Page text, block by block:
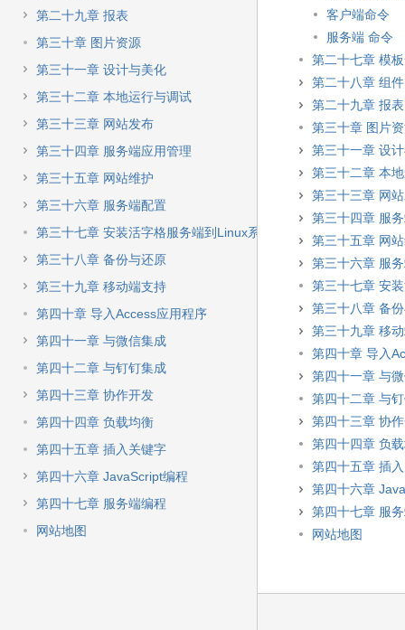
第二十九章 报表
第三十章 图片资源
第三十一章 设计与美化
第三十二章 本地运行与调试
第三十三章 网站发布
第三十四章 服务端应用管理
第三十五章 网站维护
第三十六章 服务端配置
第三十七章 安装活字格服务端到Linux系统
第三十八章 备份与还原
第三十九章 移动端支持
第四十章 导入Access应用程序
第四十一章 与微信集成
第四十二章 与钉钉集成
第四十三章 协作开发
第四十四章 负载均衡
第四十五章 插入关键字
第四十六章 JavaScript编程
第四十七章 服务端编程
网站地图
客户端命令
服务端 命令
第二十七章 模
第二十八章 组件
第二十九章 报表
第三十章 图片
第三十一章 设
第三十二章 本
第三十三章 网
第三十四章 服
第三十五章 网
第三十六章 服
第三十七章 安
第三十八章 备
第三十九章 移
第四十章 导入
第四十一章 与
第四十二章 与
第四十三章 协
第四十四章 负
第四十五章 插
第四十六章
第四十七章 服
网站地图